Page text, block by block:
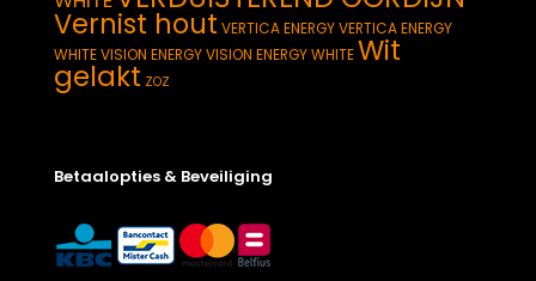
Vernist hout VERTICA ENERGYVERTICA ENERGY
WHITEVISION ENERGYVISION ENERGY WHITEWit
gelakt ZOZ
Betaalopties & Beveiliging